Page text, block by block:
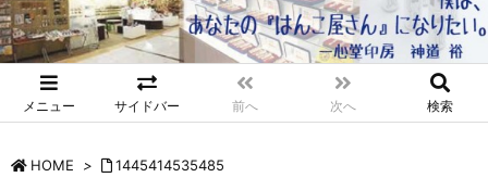
メニュー サイドバー 前へ 次へ 検索
HOME > 1445414535485